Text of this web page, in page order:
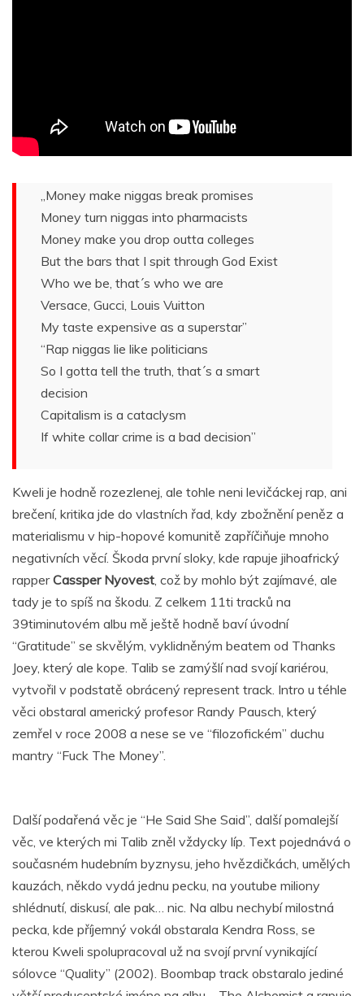
„Money make niggas break promises
Money turn niggas into pharmacists
Money make you drop outta colleges
But the bars that I spit through God Exist
Who we be, that´s who we are
Versace, Gucci, Louis Vuitton
My taste expensive as a superstar”
“Rap niggas lie like politicians
So I gotta tell the truth, that´s a smart
decision
Capitalism is a cataclysm
If white collar crime is a bad decision”
Kweli je hodně rozezlenej, ale tohle neni levičáckej rap, ani
brečení, kritika jde do vlastních řad, kdy zbožnění peněz a
materialismu v hip-hopové komunitě zapříčiňuje mnoho
negativních věcí. Škoda první sloky, kde rapuje jihoafrický
rapperCassper Nyovest, což by mohlo být zajímavé, ale
tady je to spíš na škodu. Z celkem 11ti tracků na
39timinutovém albu mě ještě hodně baví úvodní
“Gratitude” se skvělým, vyklidněným beatem od Thanks
Joey, který ale kope. Talib se zamýšlí nad svojí kariérou,
vytvořil v podstatě obrácený represent track. Intro u téhle
věci obstaral americký profesor Randy Pausch, který
zemřel v roce 2008 a nese se ve “filozofickém” duchu
mantry “Fuck The Money”.
Další podařená věc je “He Said She Said”, další pomalejší
věc, ve kterých mi Talib zněl vždycky líp. Text pojednává o
současném hudebním byznysu, jeho hvězdičkách, umělých
kauzách, někdo vydá jednu pecku, na youtube miliony
shlédnutí, diskusí, ale pak… nic. Na albu nechybí milostná
pecka, kde příjemný vokál obstarala Kendra Ross, se
kterou Kweli spolupracoval už na svojí první vynikající
sólovce “Quality” (2002). Boombap track obstaralo jediné